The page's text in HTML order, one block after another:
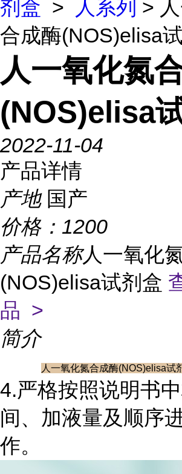
剂盒 > 人系列 >
合成酶(NOS)elisa
人一氧化氮
(NOS)elisa
2022-11-04
产品详情
产地 国产
价格： 1200
产品名称人一氧化
(NOS)elisa试剂盒
品 >
简介
人一氧化氮合成酶(NOS)elisa试
4.严格按照说明书
间、加液量及顺序
作。